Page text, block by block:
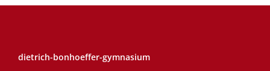
dietrich-bonhoeffer-gymnasium